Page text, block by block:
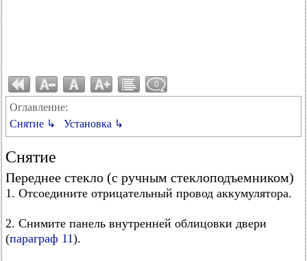
0
Оглавление:
Снятие ↳
Установка ↳
Снятие
Переднее стекло (с ручным стеклоподъемником)
1. Отсоедините отрицательный провод аккумулятора.
2. Снимите панель внутренней облицовки двери
(параграф 11).